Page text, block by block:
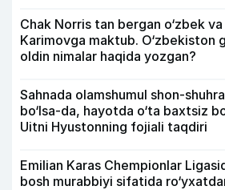
Chak Norris tan bergan o‘zbek
Karimovga maktub. O‘zbekiston
oldin nimalar haqida yozgan?
Sahnada olamshumul shon-
bo‘lsa-da, hayotda o‘ta baxtsiz
Uitni Hyustonning fojiali taqdiri
Emilian Karas Chempionlar
bosh murabbiyi sifatida